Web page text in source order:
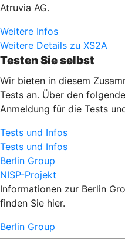
Atruvia AG.
Weitere Infos
Weitere Details zu XS2A
Testen Sie selbst
Wir bieten in diesem
Tests an. Über den
Anmeldung für die Tests
Tests und Infos
Tests und Infos
Berlin Group
NISP-Projekt
Informationen zur Berlin
finden Sie hier.
Berlin Group